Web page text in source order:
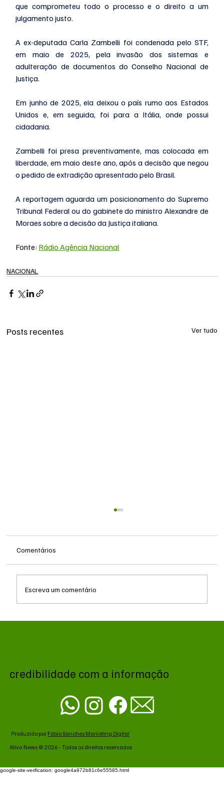
que comprometeu todo o processo e o direito a um
julgamento justo.
A ex-deputada Carla Zambelli foi condenada pelo STF,
em maio de 2025, pela invasão dos sistemas e
adulteração de documentos do Conselho Nacional de
Justiça.
Em junho de 2025, ela deixou o país rumo aos Estados
Unidos e, em seguida, foi para a Itália, onde possui
cidadania.
Zambelli foi presa preventivamente, mas colocada em
liberdade, em maio deste ano, após a decisão que negou
o pedido de extradição apresentado pelo Brasil.
A reportagem aguarda um posicionamento do Supremo
Tribunal Federal ou do gabinete do ministro Alexandre de
Moraes sobre a decisão da Justiça italiana.
Fonte: Rádio Agência Nacional
NACIONAL
Posts recentes Ver tudo
Comentários
Escreva um comentário
credibilidade com a informação
Produzido por Fábio Sanches Marketing Digital
Ativa News © 2026 - Todos os direitos reservados
google-site-verification: google4a972b81c6e55585.html